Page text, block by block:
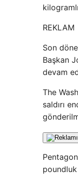
REKLAM
Son
Başkan
devam
The
saldırı